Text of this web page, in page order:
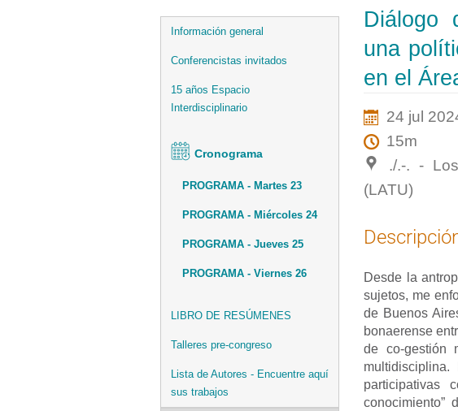
Event
menu
Información general
Conferencistas invitados
15 años Espacio
Interdisciplinario
Cronograma
PROGRAMA - Martes 23
PROGRAMA - Miércoles 24
PROGRAMA - Jueves 25
PROGRAMA - Viernes 26
LIBRO DE RESÚMENES
Talleres pre-congreso
Lista de Autores - Encuentre aquí
sus trabajos
Diálogo
una
en el
24 jul
15m
./.-. -
(LATU)
Desde la
sujetos, me
de Buenos
bonaerense
de co-gestión
participativas
conocimiento”